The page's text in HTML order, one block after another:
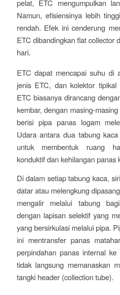
pelat, ETC mengumpulkan
Namun, efisiensinya lebih
rendah. Efek ini cenderung
ETC dibandingkan flat collector
hari.
ETC dapat mencapai suhu di
jenis ETC, dan kolektor
ETC biasanya dirancang
kembar, dengan masing-
berisi pipa panas logam
Udara antara dua tabung
untuk membentuk ruang
konduktif dan kehilangan panas
Di dalam setiap tabung kaca,
datar atau melengkung
mengalir melalui tabung
dengan lapisan selektif yang
yang bersirkulasi melalui pipa.
ini mentransfer panas
perpindahan panas internal ke
tidak langsung memanaskan
tangki header (collection tube).